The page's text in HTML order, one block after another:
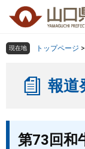
の
ー
組織で探す
Other
トップページ
現在地 トップページ >
報道
第73回和